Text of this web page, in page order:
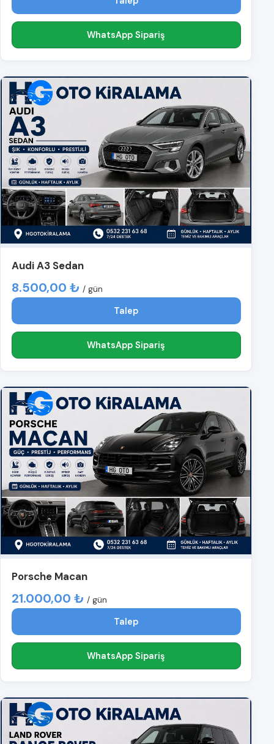
WhatsApp Sipariş
Audi A3 Sedan
8.500,00 ₺ / gün
Talep
WhatsApp Sipariş
Porsche Macan
21.000,00 ₺ / gün
Talep
WhatsApp Sipariş